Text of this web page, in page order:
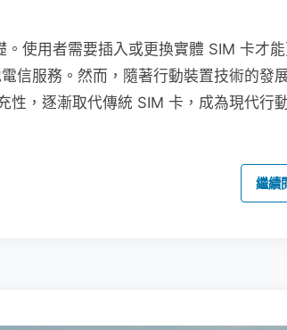
使用者需要插入或更換實體 SIM 卡才
信服務。然而，隨著行動裝置技術的發展
性，逐漸取代傳統 SIM 卡，成為現代行
繼續